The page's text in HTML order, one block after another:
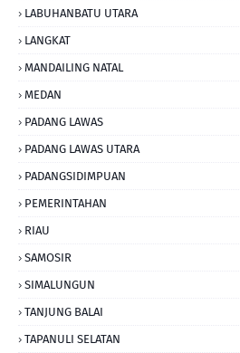
LABUHANBATU UTARA
LANGKAT
MANDAILING NATAL
MEDAN
PADANG LAWAS
PADANG LAWAS UTARA
PADANGSIDIMPUAN
PEMERINTAHAN
RIAU
SAMOSIR
SIMALUNGUN
TANJUNG BALAI
TAPANULI SELATAN